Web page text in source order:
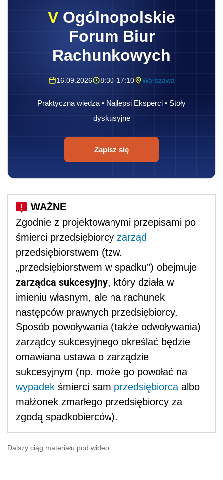
Zapisz się
śmierci przedsiębiorcyzarząd
przedsiębiorstwem (tzw.
zarządca sukcesyjny, który działa w
imieniu własnym, ale na rachunek
następców prawnych przedsiębiorcy.
Sposób powoływania (także odwoływania)
zarządcy sukcesyjnego określać będzie
omawiana ustawa o zarządzie
sukcesyjnym (np. może go powołać na
wypadekśmierci samprzedsiębiorca
małżonek zmarłego przedsiębiorcy za
zgodą spadkobierców).
Dalszy ciąg materiału pod wideo
Zobacz również: